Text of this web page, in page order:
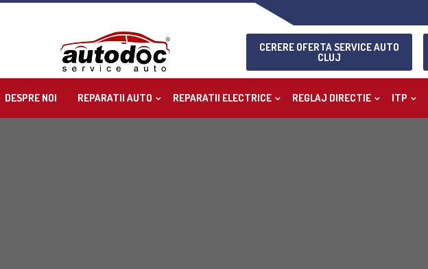
CERERE OFERTA SERVICE AUTO
CLUJ
DESPRE NOI REPARATII AUTO REPARATII ELECTRICE REGLAJ DIRECTIE ITP